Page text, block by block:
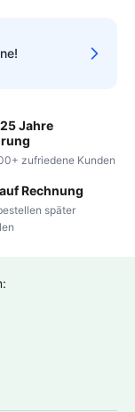
Jahre
zufriedene Kunden
Rechnung
später